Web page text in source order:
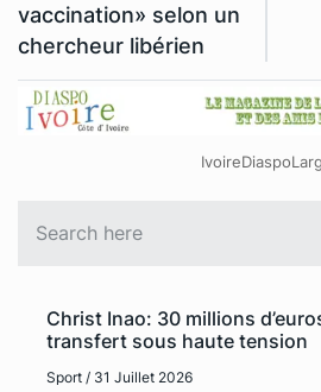
vaccination» selon un
chercheur libérien
Christ Inao: 30 millions
transfert sous haute tension
Sport / 31 Juillet 2026